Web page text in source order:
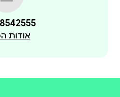
אודות